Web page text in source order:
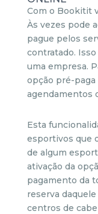
Com o Bookitit
Às vezes pode
pague pelos
contratado.
uma empresa.
opção pré-
agendamentos
Esta
esportivos que
de algum
ativação da
pagamento da
reserva
centros de